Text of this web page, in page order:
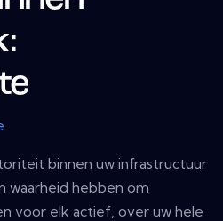
binnen uw infrastructuur
waarheid hebben om
voor elk actief, over uw hele